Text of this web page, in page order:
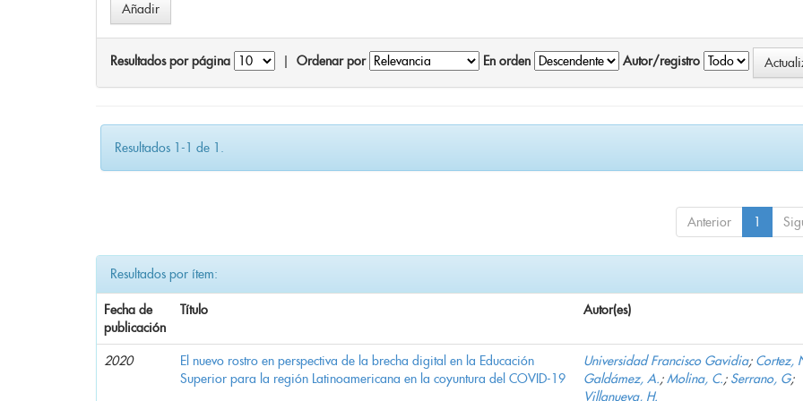
Resultados por página Ordenar por En orden Autor/registro
Resultados 1-1 de 1.
Anterior 1
Resultados por ítem:
Fecha de
publicación
Título Autor(es)
2020
El nuevo rostro en perspectiva de la brecha digital en la Educación
Superior para la región Latinoamericana en la coyuntura del COVID-19
Universidad Francisco Gavidia; Cortez,
Galdámez, A.;Molina, C.; Serrano, G;
Villanueva, H.